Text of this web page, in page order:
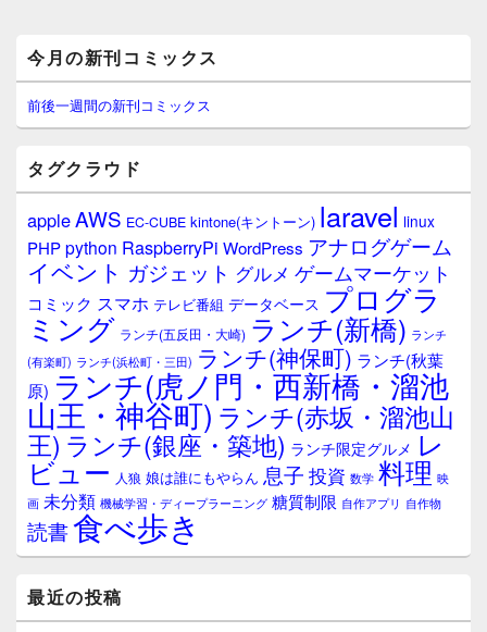
イ
ン
サ
イ
ウ
ィ
ジ
ェ
ア
今月の新刊コミックス
前後一週間の新刊コミックス
タグクラウド
appleAWS EC-CUBE kintone(キントーン) laravel linux
PHPpython RaspberryPi WordPress アナログゲーム
イベント ガジェット グルメ ゲームマーケット
コミック スマホ テレビ番組 データベース プログラ
ミング ランチ(五反田・大崎) ランチ(新橋) ランチ
(有楽町) ランチ(浜松町・三田) ランチ(神保町) ランチ(秋葉
原) ランチ(虎ノ門・西新橋・溜池
山王・神谷町) ランチ(赤坂・溜池山
王) ランチ(銀座・築地) ランチ限定グルメ レ
ビュー 人狼 娘は誰にもやらん 息子 投資 数学 料理 映
画 未分類 機械学習・ディープラーニング 糖質制限 自作アプリ 自作物
読書食べ歩き
最近の投稿